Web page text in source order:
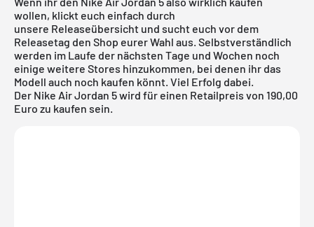
wollen, klickt euch einfach durch
unsere Releaseübersicht und sucht euch vor dem
Releasetag den Shop eurer Wahl aus. Selbstverständlich
werden im Laufe der nächsten Tage und Wochen noch
einige weitere Stores hinzukommen, bei denen ihr das
Modell auch noch kaufen könnt. Viel Erfolg dabei.
Der Nike Air Jordan 5 wird für einen Retailpreis von 190,00
Euro zu kaufen sein.